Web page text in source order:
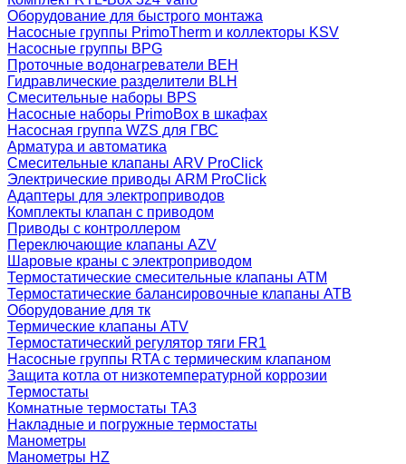
Оборудование для быстрого монтажа
Насосные группы PrimoTherm и коллекторы KSV
Насосные группы BPG
Проточные водонагреватели BEH
Гидравлические разделители BLH
Смесительные наборы BPS
Насосные наборы PrimoBox в шкафах
Насосная группа WZS для ГВС
Арматура и автоматика
Смесительные клапаны ARV ProClick
Электрические приводы ARM ProClick
Адаптеры для электроприводов
Комплекты клапан с приводом
Приводы с контроллером
Переключающие клапаны AZV
Шаровые краны с электроприводом
Термостатические смесительные клапаны ATM
Термостатические балансировочные клапаны ATB
Оборудование для тк
Термические клапаны ATV
Термостатический регулятор тяги FR1
Насосные группы RTA с термическим клапаном
Защита котла от низкотемпературной коррозии
Термостаты
Комнатные термостаты TA3
Накладные и погружные термостаты
Манометры
Манометры HZ